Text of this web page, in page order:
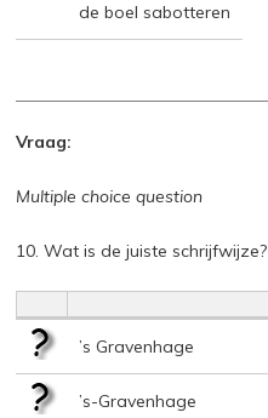
de boel sabotteren
Vraag:
Multiple choice question
10. Wat is de juiste schrijfwijze?
’s Gravenhage
’s-Gravenhage